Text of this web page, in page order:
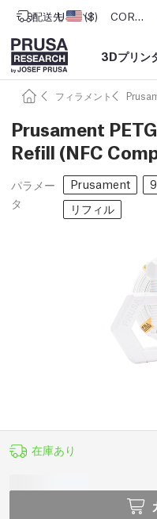
配送先 アメリカ合衆国
USD ($) CORE One L: Now In Stock!
3Dプリン
フィラメント
Prusament
Refill (NFC
パラメー
タ
Prusament
リフィル
在庫あり